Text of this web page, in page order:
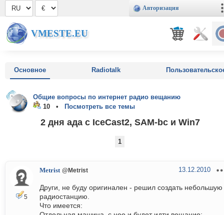
Авторизация
VMESTE.EU
Основное Radiotalk
Общие вопросы по интернет радио вещанию
10 •
Посмотреть все темы
2 дня ада с IceCast2, SAM-bc и Win7
1
5
Metrist @Metrist 13.12.2010
Други, не буду оригинален - решил создать небольшую
радиостанцию.
Что имеется: